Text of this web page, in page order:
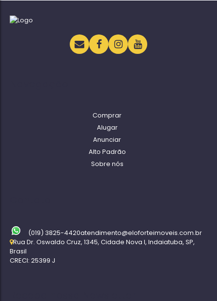
Comprar
Alugar
Anunciar
Alto Padrão
Sobre nós
(019) 3825-4420atendimento@eloforteimoveis.com.br
Rua Dr. Oswaldo Cruz, 1345, Cidade Nova I, Indaiatuba, SP,
Brasil
CRECI: 25399 J